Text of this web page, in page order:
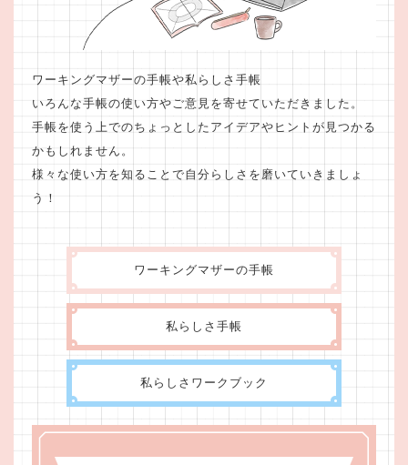
ワーキングマザーの手帳や私らしさ手帳
いろんな手帳の使い方やご意見を寄せていただきました。
手帳を使う上でのちょっとしたアイデアやヒントが見つかる
かもしれません。
様々な使い方を知ることで自分らしさを磨いていきましょ
う！
ワーキングマザーの手帳
私らしさ手帳
私らしさワークブック